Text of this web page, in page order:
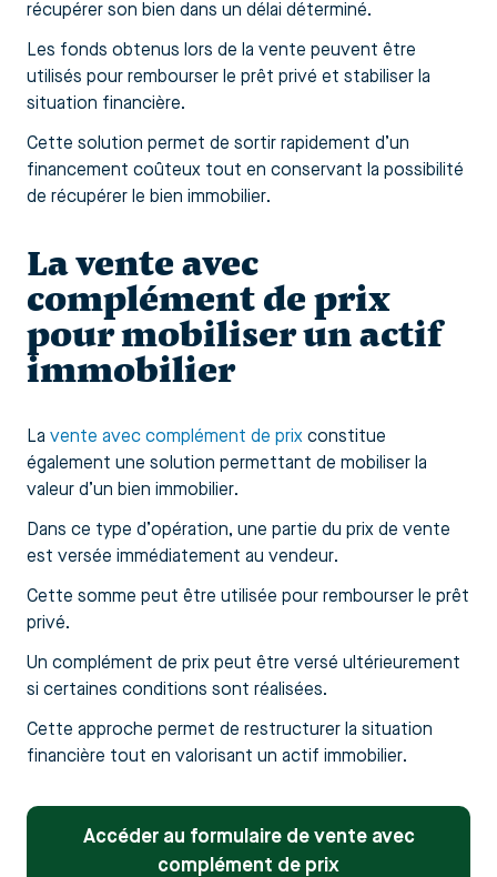
récupérer son bien dans un délai déterminé.
Les fonds obtenus lors de la vente peuvent être
utilisés pour rembourser le prêt privé et stabiliser la
situation financière.
Cette solution permet de sortir rapidement d’un
financement coûteux tout en conservant la possibilité
de récupérer le bien immobilier.
La vente avec
complément de prix
pour mobiliser un actif
immobilier
La vente avec complément de prix constitue
également une solution permettant de mobiliser la
valeur d’un bien immobilier.
Dans ce type d’opération, une partie du prix de vente
est versée immédiatement au vendeur.
Cette somme peut être utilisée pour rembourser le prêt
privé.
Un complément de prix peut être versé ultérieurement
si certaines conditions sont réalisées.
Cette approche permet de restructurer la situation
financière tout en valorisant un actif immobilier.
Accéder au formulaire de vente avec
complément de prix